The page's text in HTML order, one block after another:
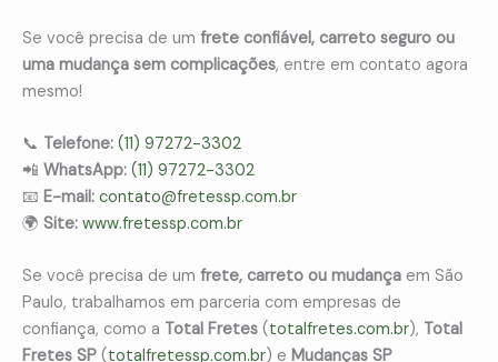
Se você precisa de um frete confiável, carreto seguro ou
uma mudança sem complicações, entre em contato agora
mesmo!
📞 Telefone: (11) 97272-3302
📲 WhatsApp: (11) 97272-3302
📧 E-mail: contato@fretessp.com.br
🌍 Site: www.fretessp.com.br
Se você precisa de um frete, carreto ou mudança em São
Paulo, trabalhamos em parceria com empresas de
confiança, como a Total Fretes (totalfretes.com.br), Total
Fretes SP (totalfretessp.com.br) e Mudanças SP